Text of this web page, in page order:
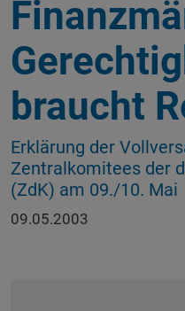
braucht
Erklärung der
Zentralkomitees der
(ZdK) am 09./10. Mai
09.05.2003